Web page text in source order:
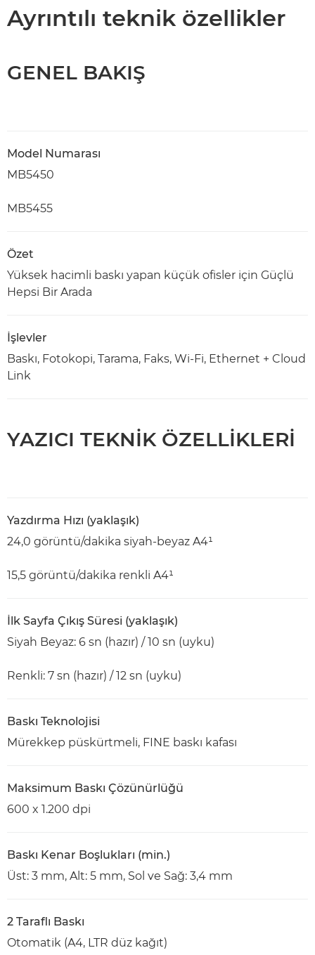
Ayrıntılı teknik özellikler
GENEL BAKIŞ
Model Numarası
MB5450
MB5455
Özet
Yüksek hacimli baskı yapan küçük ofisler için Güçlü
Hepsi Bir Arada
İşlevler
Baskı, Fotokopi, Tarama, Faks, Wi-Fi, Ethernet + Cloud
Link
YAZICI TEKNİK ÖZELLİKLERİ
Yazdırma Hızı (yaklaşık)
24,0 görüntü/dakika siyah-beyaz A4¹
15,5 görüntü/dakika renkli A4¹
İlk Sayfa Çıkış Süresi (yaklaşık)
Siyah Beyaz: 6 sn (hazır) / 10 sn (uyku)
Renkli: 7 sn (hazır) / 12 sn (uyku)
Baskı Teknolojisi
Mürekkep püskürtmeli, FINE baskı kafası
Maksimum Baskı Çözünürlüğü
600 x 1.200 dpi
Baskı Kenar Boşlukları (min.)
Üst: 3 mm, Alt: 5 mm, Sol ve Sağ: 3,4 mm
2 Taraflı Baskı
Otomatik (A4, LTR düz kağıt)